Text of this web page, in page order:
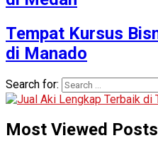
Tempat Kursus
di Manado
Search for:
Most Viewed Posts